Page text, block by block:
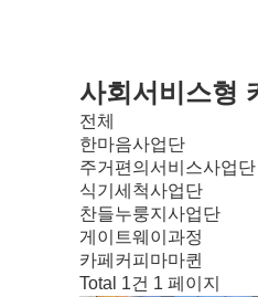
사회서비스형
전체
한마음사업단
주거편의서비스사업단
식기세척사업단
찬들누룽지사업단
게이트웨이과정
카페커피마마퀸
Total 1건 1 페이지